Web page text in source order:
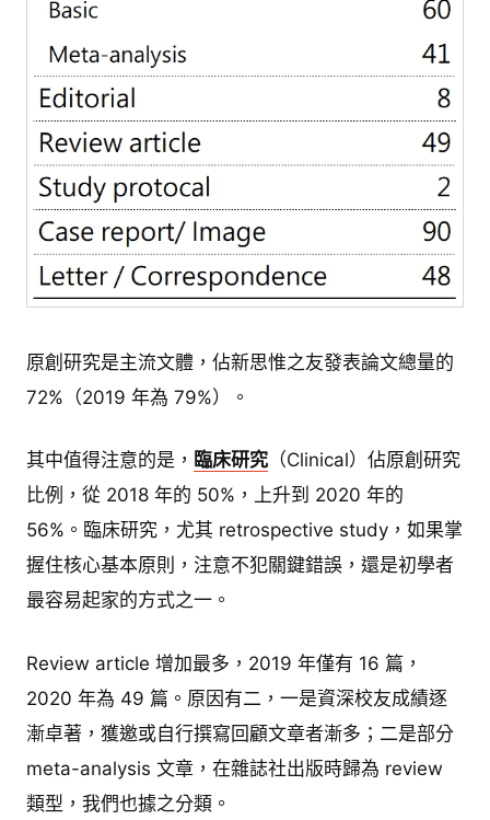
原創研究是主流文體，佔新思惟之友發表論文總量的
72%（2019 年為 79%）。
其中值得注意的是， 臨床研究 （Clinical）佔原創研究
比例，從 2018 年的 50%，上升到 2020 年的
56%。臨床研究，尤其 retrospective study，如果掌
握住核心基本原則，注意不犯關鍵錯誤，還是初學者
最容易起家的方式之一。
Review article 增加最多，2019 年僅有 16 篇，
2020 年為 49 篇。原因有二，一是資深校友成績逐
漸卓著，獲邀或自行撰寫回顧文章者漸多；二是部分
meta-analysis 文章，在雜誌社出版時歸為 review
類型，我們也據之分類。